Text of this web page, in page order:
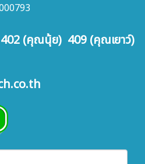
(คุณนุ้ย) 409 (คุณเยาว์)